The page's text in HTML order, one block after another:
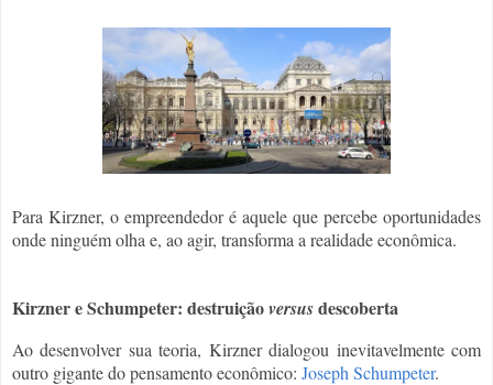
Para Kirzner, o empreendedor é aquele que percebe oportunidades
onde ninguém olha e, ao agir, transforma a realidade econômica.
Kirzner e Schumpeter: destruiçãoversusdescoberta
Ao desenvolver sua teoria, Kirzner dialogou inevitavelmente com
outro gigante do pensamento econômico: Joseph Schumpeter.